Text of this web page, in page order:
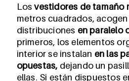
Los vestidores de tamaño
metros cuadrados, acogen
distribuciones en paralelo
primeros, los elementos
interiorse instalan en las
opuestas, dejando un
ellas. Si están dispuestos